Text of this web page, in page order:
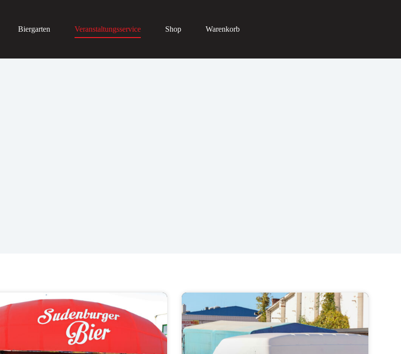
Biergarten Veranstaltungsservice Shop Warenkorb